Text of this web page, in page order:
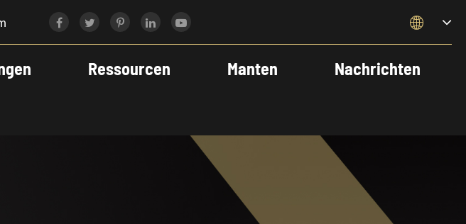

Ressourcen Manten Nachrichten